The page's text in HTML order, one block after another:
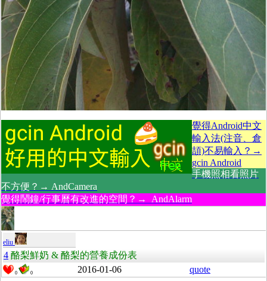
覺得Android中文
輸入法(注音、倉
頡)不易輸入？→
gcin Android
手機照相看照片
不方便？→ AndCamera
覺得鬧鐘/行事曆有改進的空間？→ AndAlarm
eliu
4 酪梨鮮奶 & 酪梨的營養成份表
0 0 2016-01-06 quote